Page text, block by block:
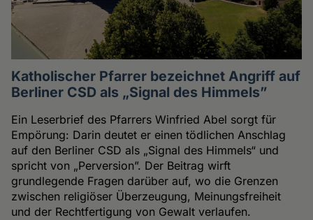
Katholischer Pfarrer bezeichnet Angriff auf
Berliner CSD als „Signal des Himmels”
Ein Leserbrief des Pfarrers Winfried Abel sorgt für
Empörung: Darin deutet er einen tödlichen Anschlag
auf den Berliner CSD als „Signal des Himmels“ und
spricht von „Perversion”. Der Beitrag wirft
grundlegende Fragen darüber auf, wo die Grenzen
zwischen religiöser Überzeugung, Meinungsfreiheit
und der Rechtfertigung von Gewalt verlaufen.